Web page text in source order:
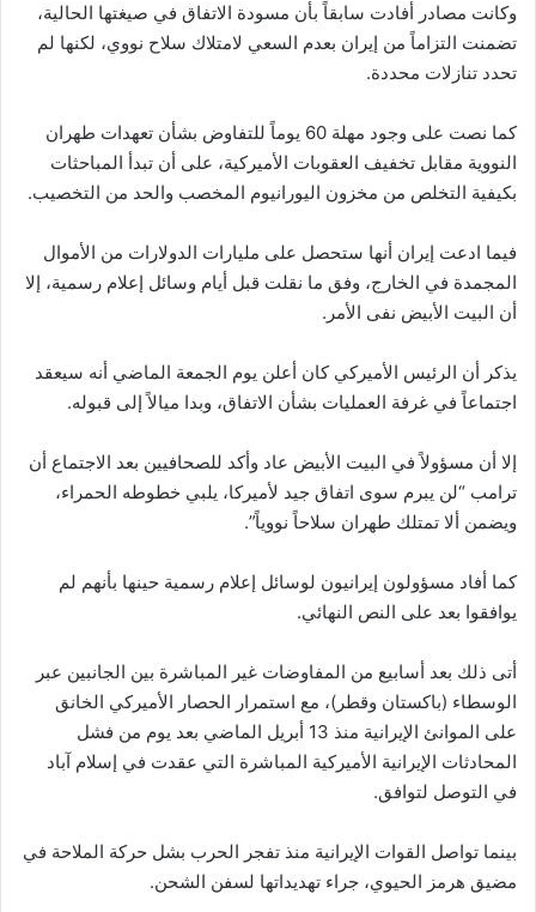
وكانت مصادر أفادت سابقاً بأن مسودة الاتفاق في صيغتها الحالية،
تضمنت التزاماً من إيران بعدم السعي لامتلاك سلاح نووي، لكنها لم
تحدد تنازلات محددة.
كما نصت على وجود مهلة 60 يوماً للتفاوض بشأن تعهدات طهران
النووية مقابل تخفيف العقوبات الأميركية، على أن تبدأ المباحثات
بكيفية التخلص من مخزون اليورانيوم المخصب والحد من التخصيب.
فيما ادعت إيران أنها ستحصل على مليارات الدولارات من الأموال
المجمدة في الخارج، وفق ما نقلت قبل أيام وسائل إعلام رسمية، إلا
أن البيت الأبيض نفى الأمر.
يذكر أن الرئيس الأميركي كان أعلن يوم الجمعة الماضي أنه سيعقد
اجتماعاً في غرفة العمليات بشأن الاتفاق، وبدا ميالاً إلى قبوله.
إلا أن مسؤولاً في البيت الأبيض عاد وأكد للصحافيين بعد الاجتماع أن
ترامب “لن يبرم سوى اتفاق جيد لأميركا، يلبي خطوطه الحمراء،
ويضمن ألا تمتلك طهران سلاحاً نووياً”.
كما أفاد مسؤولون إيرانيون لوسائل إعلام رسمية حينها بأنهم لم
يوافقوا بعد على النص النهائي.
أتى ذلك بعد أسابيع من المفاوضات غير المباشرة بين الجانبين عبر
الوسطاء (باكستان وقطر)، مع استمرار الحصار الأميركي الخانق
على الموانئ الإيرانية منذ 13 أبريل الماضي بعد يوم من فشل
المحادثات الإيرانية الأميركية المباشرة التي عقدت في إسلام آباد
في التوصل لتوافق.
بينما تواصل القوات الإيرانية منذ تفجر الحرب بشل حركة الملاحة في
مضيق هرمز الحيوي، جراء تهديداتها لسفن الشحن.